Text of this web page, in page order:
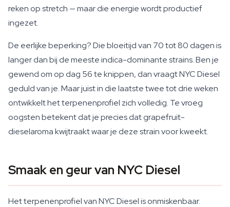
reken op stretch — maar die energie wordt productief
ingezet.
De eerlijke beperking? Die bloeitijd van 70 tot 80 dagen is
langer dan bij de meeste indica-dominante strains. Ben je
gewend om op dag 56 te knippen, dan vraagt NYC Diesel
geduld van je. Maar juist in die laatste twee tot drie weken
ontwikkelt het terpenenprofiel zich volledig. Te vroeg
oogsten betekent dat je precies dat grapefruit-
dieselaroma kwijtraakt waar je deze strain voor kweekt.
Smaak en geur van NYC Diesel
Het terpenenprofiel van NYC Diesel is onmiskenbaar.